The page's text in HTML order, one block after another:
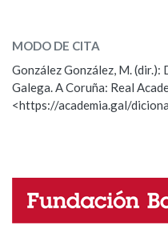
ESCOLLE UNHA
Observación
Propoño mellorar a
Nome
MODO DE CITA
González González, M.
Galega. A Coruña: Real
<https://academia.gal/